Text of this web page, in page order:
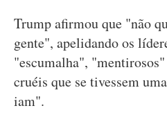
Trump afirmou que "não
gente", apelidando os
"escumalha",
cruéis que se tivessem
iam".